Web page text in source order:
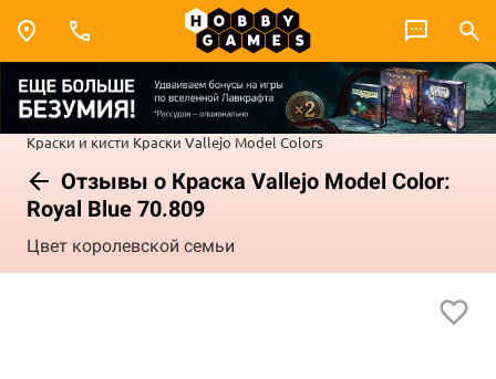
Краски и кисти Краски Vallejo Model Colors
Отзывы о Краска Vallejo Model Color:
Royal Blue 70.809
Цвет королевской семьи